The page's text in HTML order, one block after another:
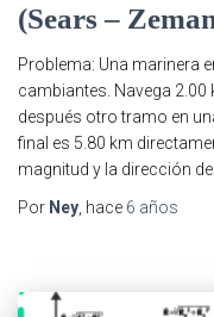
(Sears –
Problema: Una marinera
cambiantes. Navega 2.00
después otro tramo en
final es 5.80 km
magnitud y la dirección
Por Ney , hace 6 años